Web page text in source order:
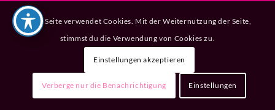
Diese Seite verwendet Cookies. Mit der Weiternutzung der Seite,
stimmst du die Verwendung von Cookies zu.
Einstellungen akzeptieren
Verberge nur die Benachrichtigung Einstellungen